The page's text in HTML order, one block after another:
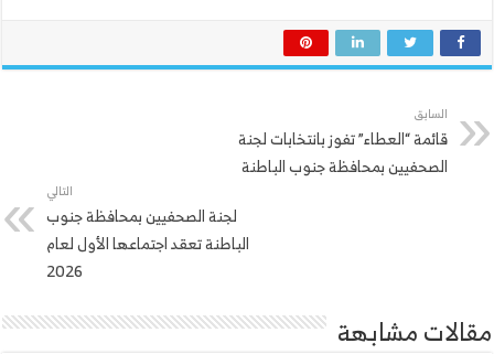
السابق
قائمة “العطاء” تفوز بانتخابات لجنة
الصحفيين بمحافظة جنوب الباطنة
التالي
لجنة الصحفيين بمحافظة جنوب
الباطنة تعقد اجتماعها الأول لعام
2026
مقالات مشابهة